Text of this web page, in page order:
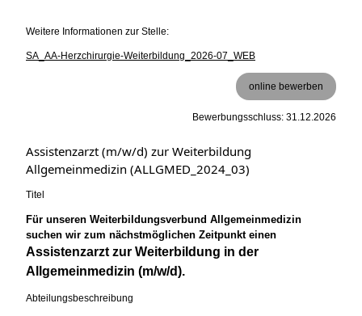
Weitere Informationen zur Stelle:
SA_AA-Herzchirurgie-Weiterbildung_2026-07_WEB
online bewerben
Bewerbungsschluss: 31.12.2026
Assistenzarzt (m/w/d) zur Weiterbildung
Allgemeinmedizin (ALLGMED_2024_03)
Titel
Für unseren Weiterbildungsverbund Allgemeinmedizin
suchen wir zum nächstmöglichen Zeitpunkt einen
Assistenzarzt zur Weiterbildung in der
Allgemeinmedizin (m/w/d).
Abteilungsbeschreibung